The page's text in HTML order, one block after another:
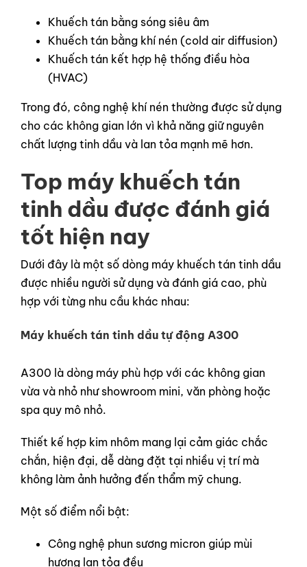
Khuếch tán bằng sóng siêu âm
Khuếch tán bằng khí nén (cold air diffusion)
Khuếch tán kết hợp hệ thống điều hòa
(HVAC)
Trong đó, công nghệ khí nén thường được sử dụng
cho các không gian lớn vì khả năng giữ nguyên
chất lượng tinh dầu và lan tỏa mạnh mẽ hơn.
Top máy khuếch tán
tinh dầu được đánh giá
tốt hiện nay
Dưới đây là một số dòng máy khuếch tán tinh dầu
được nhiều người sử dụng và đánh giá cao, phù
hợp với từng nhu cầu khác nhau:
Máy khuếch tán tinh dầu tự động A300
A300 là dòng máy phù hợp với các không gian
vừa và nhỏ như showroom mini, văn phòng hoặc
spa quy mô nhỏ.
Thiết kế hợp kim nhôm mang lại cảm giác chắc
chắn, hiện đại, dễ dàng đặt tại nhiều vị trí mà
không làm ảnh hưởng đến thẩm mỹ chung.
Một số điểm nổi bật:
Công nghệ phun sương micron giúp mùi
hương lan tỏa đều